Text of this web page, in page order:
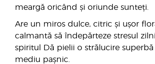
meargă oricând și oriunde sunteți.
Are un miros dulce, citric și ușor
calmantă să îndepărteze stresul
spiritul Dă pielii o strălucire superbă
mediu pașnic.